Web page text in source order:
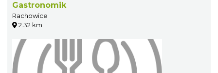
Gastronomik
Rachowice
2.32 km